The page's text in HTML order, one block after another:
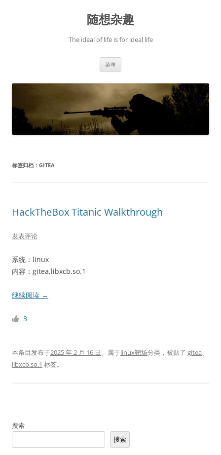
随想杂趣
The ideal of life is for ideal life
菜单
标签归档： GITEA
HackTheBox Titanic Walkthrough
发表评论
系统：linux
内容：gitea,libxcb.so.1
继续阅读 →
3
本条目发布于2025 年 2 月 16 日。属于linux靶场分类，被贴了 gitea、
libxcb.so.1 标签。
搜索
搜索